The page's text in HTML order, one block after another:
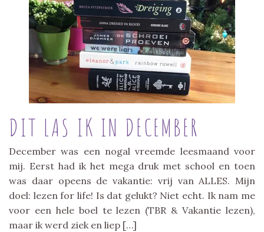
DIT LAS IK IN DECEMBER
December was een nogal vreemde leesmaand voor
mij. Eerst had ik het mega druk met school en toen
was daar opeens de vakantie: vrij van ALLES. Mijn
doel: lezen for life! Is dat gelukt? Niet echt. Ik nam me
voor een hele boel te lezen (TBR & Vakantie lezen),
maar ik werd ziek en liep […]